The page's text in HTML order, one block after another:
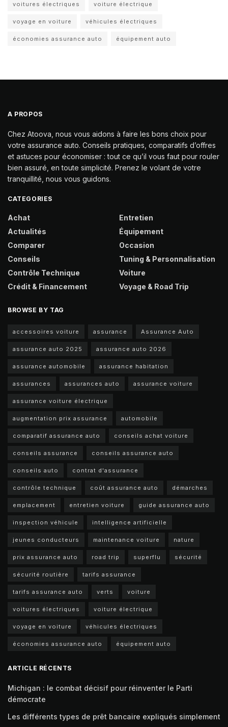
voitures électriques voiture électrique
voyage en voiture véhicules électriques
économies assurance auto équipement auto
A PROPOS
Chez Atoova, nous vous aidons à faire les bons choix pour
votre assurance auto. Conseils pratiques, comparatifs d’offres
et astuces pour économiser : tout ce qu’il vous faut pour rouler
bien assuré, en toute simplicité. Prenez le volant de votre
tranquillité, nous vous guidons.
CATEGORIES
Achat
Actualités
Comparer
Conseils
Contrôle Technique
Crédit & Financement
Entretien
Équipement
Occasion
Tuning & Personnalisation
Voiture
Voyage & Road Trip
BROWSE BY TAG
accessoires voiture assurance Assurance Auto
assurance auto 2025 assurance auto 2026
assurance automobile assurance habitation
assurances assurances auto assurance voiture
assurance voiture électrique
augmentation prix assurance automobile
comparatif assurance auto conseils achat voiture
conseils assurance conseils assurance auto
conseils auto contrat d'assurance
contrôle technique coût assurance auto démarches
emplacement entretien voiture guide assurance auto
inspection véhicule intelligence artificielle
jeunes conducteurs maintenance voiture nature
prix assurance auto road trip superflu sécurité
sécurité routière tarifs assurance
tarifs assurance auto verts voiture
voitures électriques voiture électrique
voyage en voiture véhicules électriques
économies assurance auto équipement auto
ARTICLE RÉCENTS
Michigan : le combat décisif pour réinventer le Parti
démocrate
Les différents types de prêt bancaire expliqués simplement